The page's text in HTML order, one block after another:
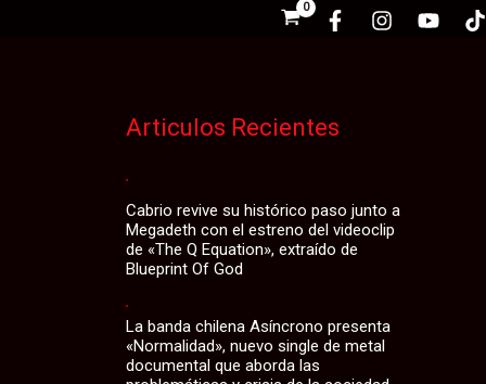
Articulos Recientes
Cabrio revive su histórico paso junto a
Megadeth con el estreno del videoclip
de «The Q Equation», extraído de
Blueprint Of God
La banda chilena Asíncrono presenta
«Normalidad», nuevo single de metal
documental que aborda las